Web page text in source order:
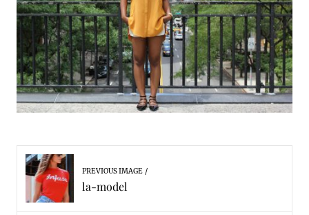
PREVIOUS IMAGE
la-model